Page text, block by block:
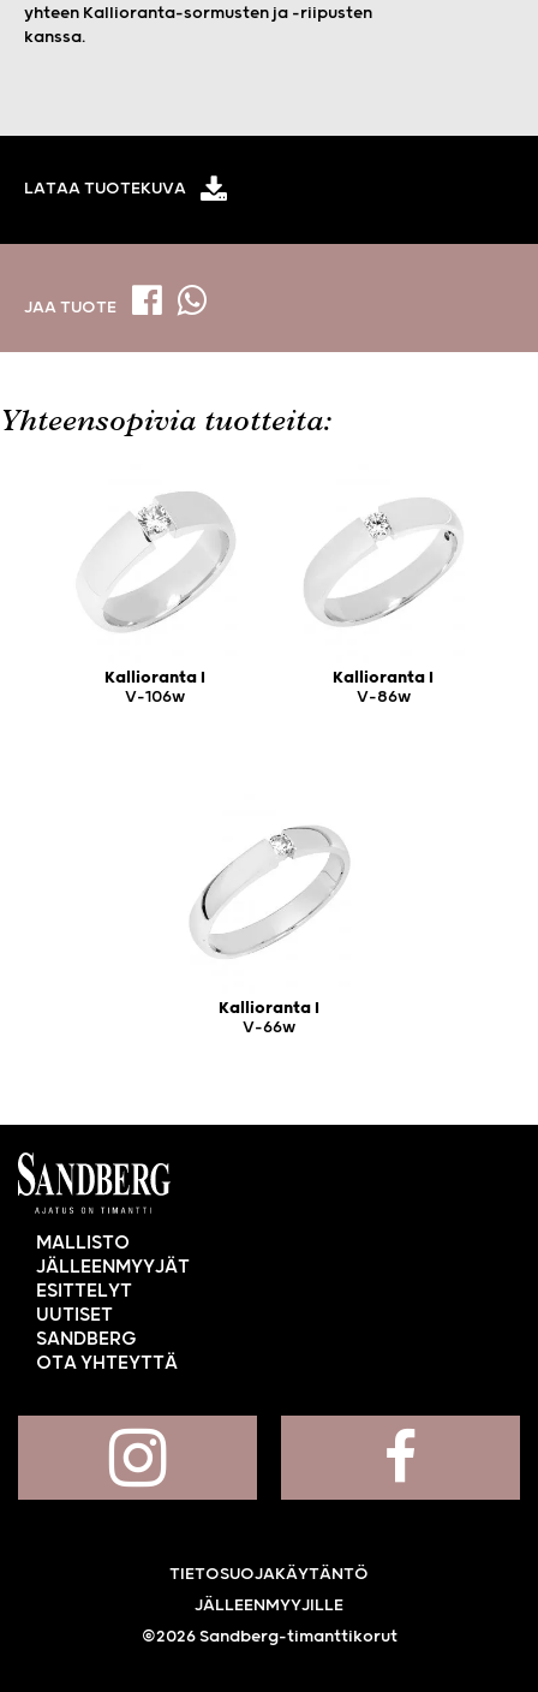
yhteen Kallioranta-sormusten ja -riipusten
kanssa.
LATAA TUOTEKUVA
JAA TUOTE
Yhteensopivia tuotteita:
Kallioranta I
V-106w
Kallioranta I
V-86w
Kallioranta I
V-66w
MALLISTO
JÄLLEENMYYJÄT
ESITTELYT
UUTISET
SANDBERG
OTA YHTEYTTÄ
TIETOSUOJAKÄYTÄNTÖ
JÄLLEENMYYJILLE
©2026 Sandberg-timanttikorut